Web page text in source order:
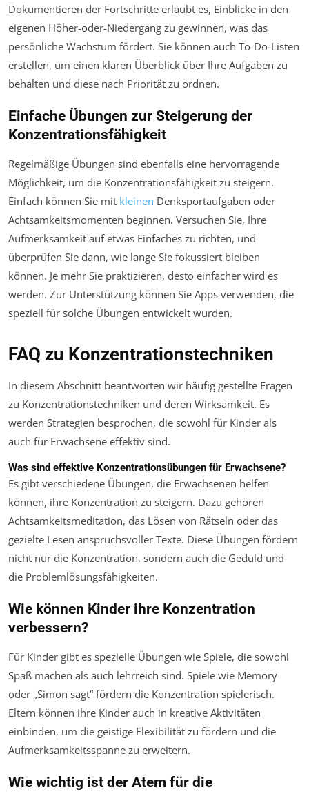
Dokumentieren der Fortschritte erlaubt es, Einblicke in den
eigenen Höher-oder-Niedergang zu gewinnen, was das
persönliche Wachstum fördert. Sie können auch To-Do-Listen
erstellen, um einen klaren Überblick über Ihre Aufgaben zu
behalten und diese nach Priorität zu ordnen.
Einfache Übungen zur Steigerung der
Konzentrationsfähigkeit
Regelmäßige Übungen sind ebenfalls eine hervorragende
Möglichkeit, um die Konzentrationsfähigkeit zu steigern.
Einfach können Sie mit kleinen Denksportaufgaben oder
Achtsamkeitsmomenten beginnen. Versuchen Sie, Ihre
Aufmerksamkeit auf etwas Einfaches zu richten, und
überprüfen Sie dann, wie lange Sie fokussiert bleiben
können. Je mehr Sie praktizieren, desto einfacher wird es
werden. Zur Unterstützung können Sie Apps verwenden, die
speziell für solche Übungen entwickelt wurden.
FAQ zu Konzentrationstechniken
In diesem Abschnitt beantworten wir häufig gestellte Fragen
zu Konzentrationstechniken und deren Wirksamkeit. Es
werden Strategien besprochen, die sowohl für Kinder als
auch für Erwachsene effektiv sind.
Was sind effektive Konzentrationsübungen für Erwachsene?
Es gibt verschiedene Übungen, die Erwachsenen helfen
können, ihre Konzentration zu steigern. Dazu gehören
Achtsamkeitsmeditation, das Lösen von Rätseln oder das
gezielte Lesen anspruchsvoller Texte. Diese Übungen fördern
nicht nur die Konzentration, sondern auch die Geduld und
die Problemlösungsfähigkeiten.
Wie können Kinder ihre Konzentration
verbessern?
Für Kinder gibt es spezielle Übungen wie Spiele, die sowohl
Spaß machen als auch lehrreich sind. Spiele wie Memory
oder „Simon sagt“ fördern die Konzentration spielerisch.
Eltern können ihre Kinder auch in kreative Aktivitäten
einbinden, um die geistige Flexibilität zu fördern und die
Aufmerksamkeitsspanne zu erweitern.
Wie wichtig ist der Atem für die